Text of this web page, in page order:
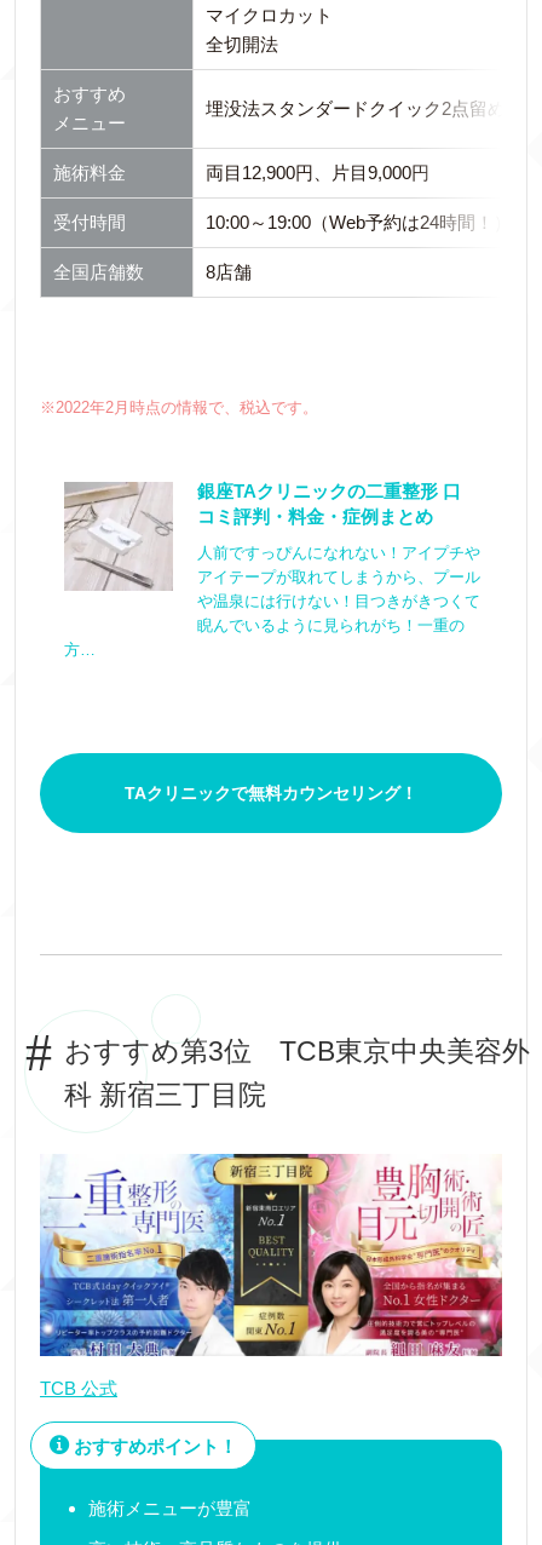
マイクロカット
全切開法
おすすめ
メニュー
埋没法スタンダードクイック2点留め
施術料金 両目12,900円、片目9,000円
受付時間 10:00～19:00（Web予約は24時間！）
全国店舗数 8店舗
※2022年2月時点の情報で、税込です。
銀座TAクリニックの二重整形 口
コミ評判・料金・症例まとめ
人前ですっぴんになれない！アイプチや
アイテープが取れてしまうから、プール
や温泉には行けない！目つきがきつくて
睨んでいるように見られがち！一重の
方…
TAクリニックで無料カウンセリング！
おすすめ第3位 TCB東京中央美容外
科 新宿三丁目院
TCB 公式
おすすめポイント！
施術メニューが豊富